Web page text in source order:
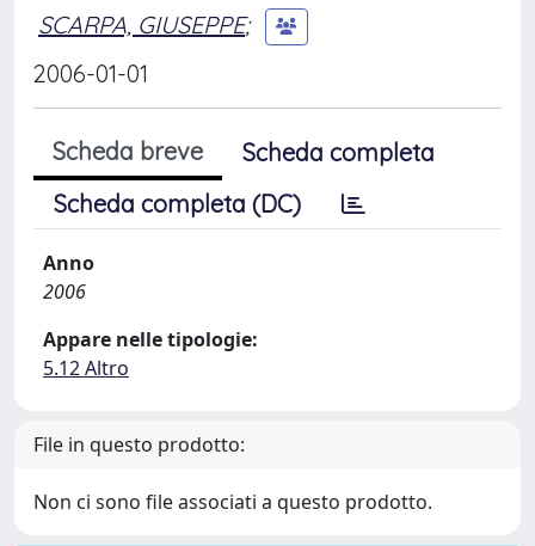
SCARPA, GIUSEPPE;
2006-01-01
Scheda breve
Scheda completa
Scheda completa (DC)
Anno
2006
Appare nelle tipologie:
5.12 Altro
File in questo prodotto:
Non ci sono file associati a questo prodotto.